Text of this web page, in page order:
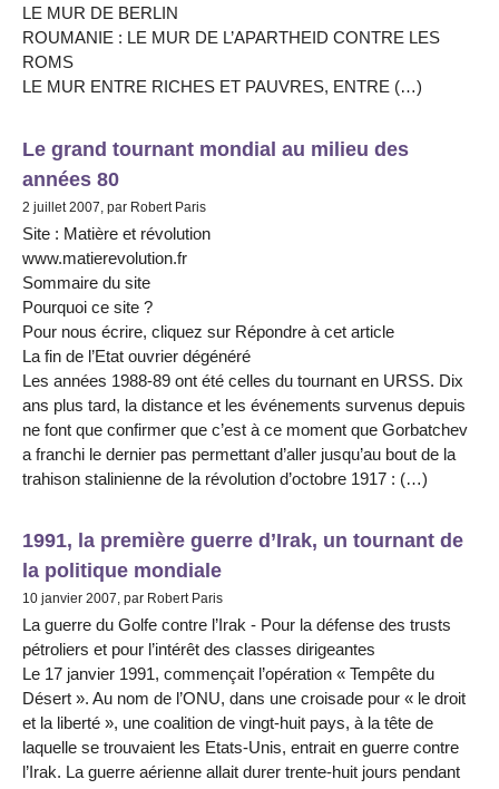
LE MUR DE BERLIN
ROUMANIE : LE MUR DE L’APARTHEID CONTRE LES
ROMS
LE MUR ENTRE RICHES ET PAUVRES, ENTRE (…)
Le grand tournant mondial au milieu des
années 80
2 juillet 2007, par Robert Paris
Site : Matière et révolution
www.matierevolution.fr
Sommaire du site
Pourquoi ce site ?
Pour nous écrire, cliquez sur Répondre à cet article
La fin de l’Etat ouvrier dégénéré
Les années 1988-89 ont été celles du tournant en URSS. Dix
ans plus tard, la distance et les événements survenus depuis
ne font que confirmer que c’est à ce moment que Gorbatchev
a franchi le dernier pas permettant d’aller jusqu’au bout de la
trahison stalinienne de la révolution d’octobre 1917 : (…)
1991, la première guerre d’Irak, un tournant de
la politique mondiale
10 janvier 2007, par Robert Paris
La guerre du Golfe contre l’Irak - Pour la défense des trusts
pétroliers et pour l’intérêt des classes dirigeantes
Le 17 janvier 1991, commençait l’opération « Tempête du
Désert ». Au nom de l’ONU, dans une croisade pour « le droit
et la liberté », une coalition de vingt-huit pays, à la tête de
laquelle se trouvaient les Etats-Unis, entrait en guerre contre
l’Irak. La guerre aérienne allait durer trente-huit jours pendant